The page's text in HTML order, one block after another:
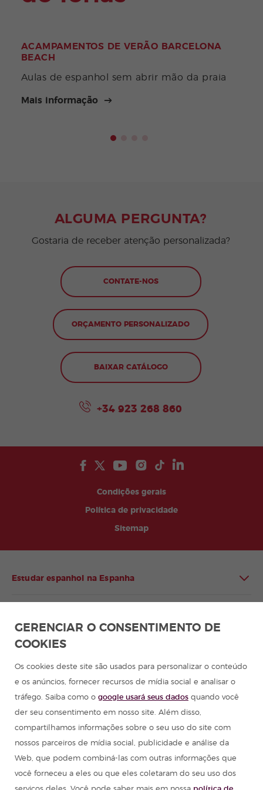
ACAMPAMENTOS DE VERÃO BARCELONA
BEACH
Aulas de espanhol sem abrir mão da praia
Mais informação
ALGUMA PERGUNTA?
Gostaria de receber atenção personalizada?
CONTATE-NOS
ORÇAMENTO PERSONALIZADO
BAIXAR CATÁLOGO
+34 923 268 860
Condições gerais
Política de privacidade
Sitemap
Estudar espanhol na Espanha
Programa de espanhol para grupos
Cursos de espanhol
Acampamentos de verão na Espanha
Recursos para aprender espanhol
Partners
GERENCIAR O CONSENTIMENTO DE
COOKIES
Os cookies deste site são usados para personalizar o conteúdo
e os anúncios, fornecer recursos de mídia social e analisar o
tráfego. Saiba como o google usará seus dados quando você
der seu consentimento em nosso site. Além disso,
compartilhamos informações sobre o seu uso do site com
nossos parceiros de mídia social, publicidade e análise da
Web, que podem combiná-las com outras informações que
você forneceu a eles ou que eles coletaram do seu uso dos